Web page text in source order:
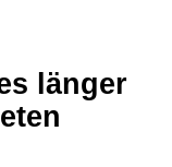
länger